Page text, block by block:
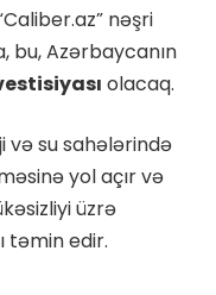
nəşri
bu, Azərbaycanın
olacaq.
və su sahələrində
yol açır və
üzrə
təmin edir.